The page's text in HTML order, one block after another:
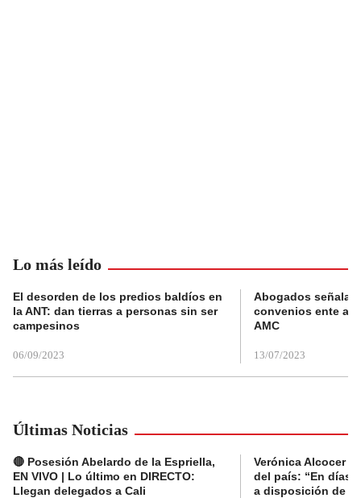
Lo más leído
El desorden de los predios baldíos en
la ANT: dan tierras a personas sin ser
campesinos
06/09/2023
Abogados
convenios ente
AMC
13/07/2023
Últimas Noticias
🔴 Posesión Abelardo de la Espriella,
EN VIVO | Lo último en DIRECTO:
Llegan delegados a Cali
Verónica Alcocer
del país: “En días
a disposición de